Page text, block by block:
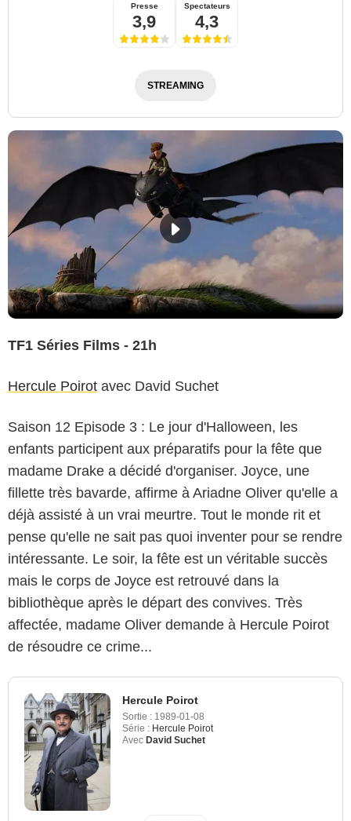
Presse
3,9
Spectateurs
4,3
STREAMING
TF1 Séries Films - 21h
Hercule Poirot avec David Suchet
Saison 12 Episode 3 : Le jour d'Halloween, les
enfants participent aux préparatifs pour la fête que
madame Drake a décidé d'organiser. Joyce, une
fillette très bavarde, affirme à Ariadne Oliver qu'elle a
déjà assisté à un vrai meurtre. Tout le monde rit et
pense qu'elle ne sait pas quoi inventer pour se rendre
intéressante. Le soir, la fête est un véritable succès
mais le corps de Joyce est retrouvé dans la
bibliothèque après le départ des convives. Très
affectée, madame Oliver demande à Hercule Poirot
de résoudre ce crime...
Hercule Poirot
Sortie : 1989-01-08
Série : Hercule Poirot
Avec David Suchet